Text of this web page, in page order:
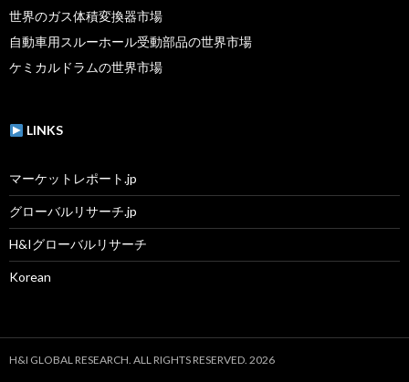
世界のガス体積変換器市場
自動車用スルーホール受動部品の世界市場
ケミカルドラムの世界市場
LINKS
マーケットレポート.jp
グローバルリサーチ.jp
H&Iグローバルリサーチ
Korean
H&I GLOBAL RESEARCH. ALL RIGHTS RESERVED. 2026